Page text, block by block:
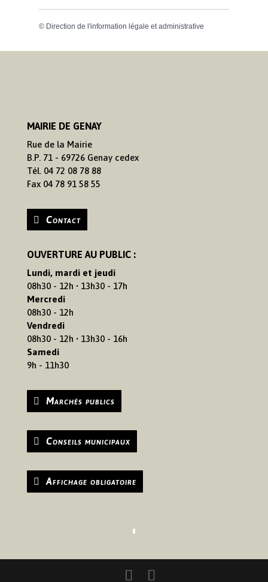
© Direction de l'information légale et administrative
MAIRIE DE GENAY
Rue de la Mairie
B.P. 71 - 69726 Genay cedex
Tél. 04 72 08 78 88
Fax 04 78 91 58 55
Contact
OUVERTURE AU PUBLIC :
Lundi, mardi et jeudi
08h30 - 12h • 13h30 - 17h
Mercredi
08h30 - 12h
Vendredi
08h30 - 12h • 13h30 - 16h
Samedi
9h - 11h30
Marchés publics
Conseils municipaux
Affichage obligatoire